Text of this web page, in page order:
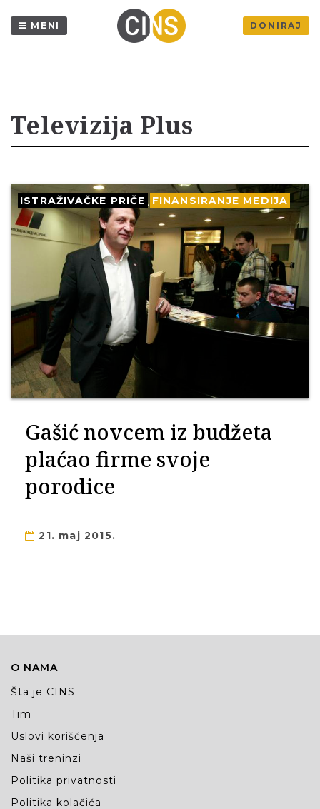
MENI DONIRAJ
Televizija Plus
ISTRAŽIVAČKE PRIČE FINANSIRANJE MEDIJA
Gašić novcem iz budžeta
plaćao firme svoje
porodice
21. maj 2015.
O NAMA
Šta je CINS
Tim
Uslovi korišćenja
Naši treninzi
Politika privatnosti
Politika kolačića